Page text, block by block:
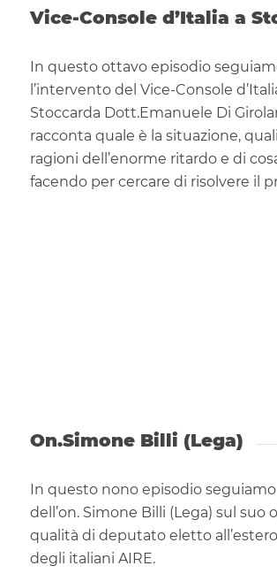
Vice-Console d’Italia a
In questo ottavo episodio
l’intervento del Vice-Console
Stoccarda Dott.Emanuele Di
racconta quale è la situazione,
ragioni dell’enorme ritardo e di
facendo per cercare di risolvere il
On.Simone Billi (Lega)
In questo nono episodio
dell’on. Simone Billi (Lega) sul suo
qualità di deputato eletto
degli italiani AIRE.